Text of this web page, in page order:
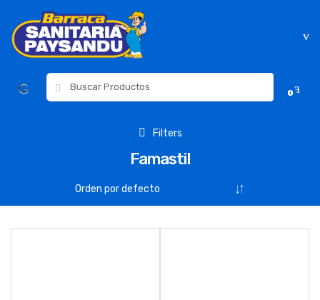
navigation
content
para:
0
Filters
Famastil